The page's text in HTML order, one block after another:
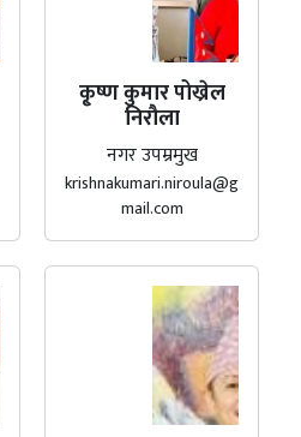
कृ्ष्ण कुमार पोख्रेल
निरौला
नगर उपम्रमुख
krishnakumari.niroula@g
mail.com